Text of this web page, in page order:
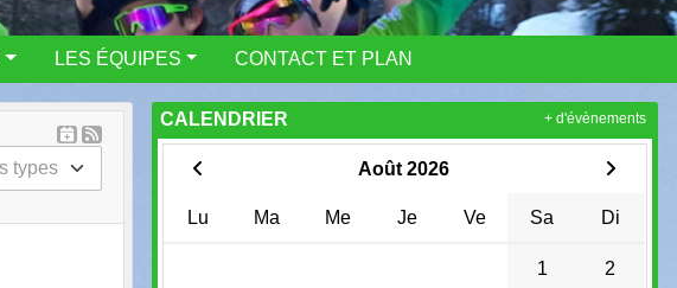
LES ÉQUIPES CONTACT ET PLAN
CALENDRIER
Août 2026
Lu Ma Me Je Ve Sa Di
1 2
+ d'évènements